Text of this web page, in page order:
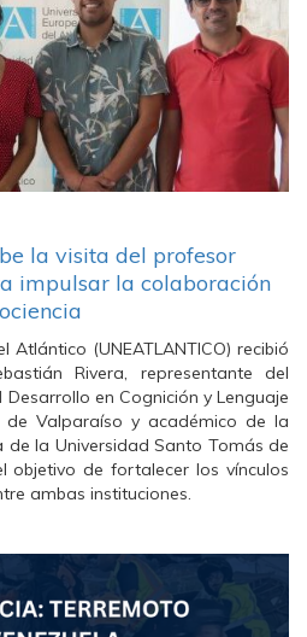
la visita del profesor
impulsar la colaboración
Atlántico (UNEATLANTICO) recibió
Rivera, representante del
en Cognición y Lenguaje
de Valparaíso y académico de la
de la Universidad Santo Tomás de
objetivo de fortalecer los vínculos
ambas instituciones.